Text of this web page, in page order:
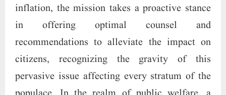
substances to cultivate a healthier and more
prosperous societal landscape